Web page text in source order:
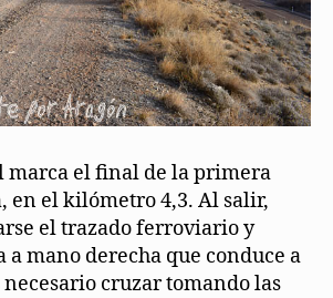
marca el final de la primera
en el kilómetro 4,3. Al salir,
el trazado ferroviario y
a mano derecha que conduce a
cruzar tomando las